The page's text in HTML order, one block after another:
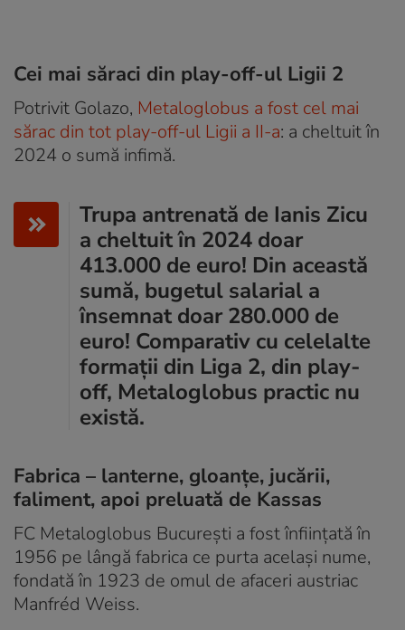
Cei mai săraci din play-off-ul Ligii 2
Potrivit Golazo, Metaloglobus a fost cel mai
sărac din tot play-off-ul Ligii a II-a: a cheltuit în
2024 o sumă infimă.
Trupa antrenată de Ianis Zicu
a cheltuit în 2024 doar
413.000 de euro! Din această
sumă, bugetul salarial a
însemnat doar 280.000 de
euro! Comparativ cu celelalte
formații din Liga 2, din play-
off, Metaloglobus practic nu
există.
Fabrica – lanterne, gloanțe, jucării,
faliment, apoi preluată de Kassas
FC Metaloglobus București a fost înființată în
1956 pe lângă fabrica ce purta același nume,
fondată în 1923 de omul de afaceri austriac
Manfréd Weiss.